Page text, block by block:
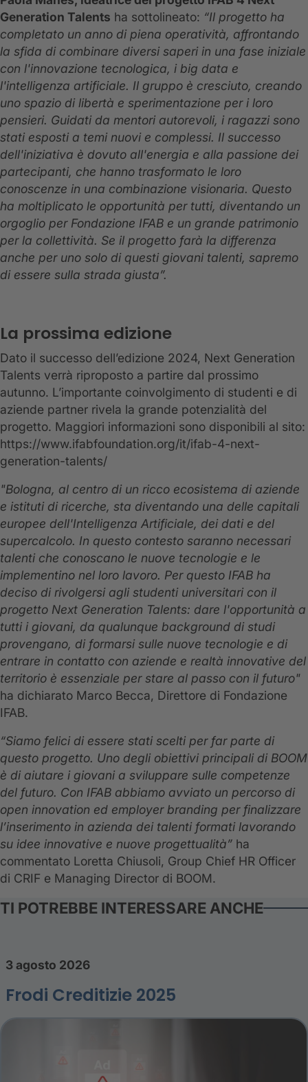
Generation Talents ha sottolineato: “Il progetto ha
completato un anno di piena operatività, affrontando
la sfida di combinare diversi saperi in una fase iniziale
con l'innovazione tecnologica, i big data e
l'intelligenza artificiale. Il gruppo è cresciuto, creando
uno spazio di libertà e sperimentazione per i loro
pensieri. Guidati da mentori autorevoli, i ragazzi sono
stati esposti a temi nuovi e complessi. Il successo
dell'iniziativa è dovuto all'energia e alla passione dei
partecipanti, che hanno trasformato le loro
conoscenze in una combinazione visionaria. Questo
ha moltiplicato le opportunità per tutti, diventando un
orgoglio per Fondazione IFAB e un grande patrimonio
per la collettività. Se il progetto farà la differenza
anche per uno solo di questi giovani talenti, sapremo
di essere sulla strada giusta”.
La prossima edizione
Dato il successo dell’edizione 2024, Next Generation
Talents verrà riproposto a partire dal prossimo
autunno. L’importante coinvolgimento di studenti e di
aziende partner rivela la grande potenzialità del
progetto. Maggiori informazioni sono disponibili al sito:
https://www.ifabfoundation.org/it/ifab-4-next-
generation-talents/
"Bologna, al centro di un ricco ecosistema di aziende
e istituti di ricerche, sta diventando una delle capitali
europee dell'Intelligenza Artificiale, dei dati e del
supercalcolo. In questo contesto saranno necessari
talenti che conoscano le nuove tecnologie e le
implementino nel loro lavoro. Per questo IFAB ha
deciso di rivolgersi agli studenti universitari con il
progetto Next Generation Talents: dare l'opportunità a
tutti i giovani, da qualunque background di studi
provengano, di formarsi sulle nuove tecnologie e di
entrare in contatto con aziende e realtà innovative del
territorio è essenziale per stare al passo con il futuro"
ha dichiarato Marco Becca, Direttore di Fondazione
IFAB.
“Siamo felici di essere stati scelti per far parte di
questo progetto. Uno degli obiettivi principali di BOOM
è di aiutare i giovani a sviluppare sulle competenze
del futuro. Con IFAB abbiamo avviato un percorso di
open innovation ed employer branding per finalizzare
l’inserimento in azienda dei talenti formati lavorando
su idee innovative e nuove progettualità” ha
commentato Loretta Chiusoli, Group Chief HR Officer
di CRIF e Managing Director di BOOM.
TI POTREBBE INTERESSARE ANCHE
3 agosto 2026
Frodi Creditizie 2025